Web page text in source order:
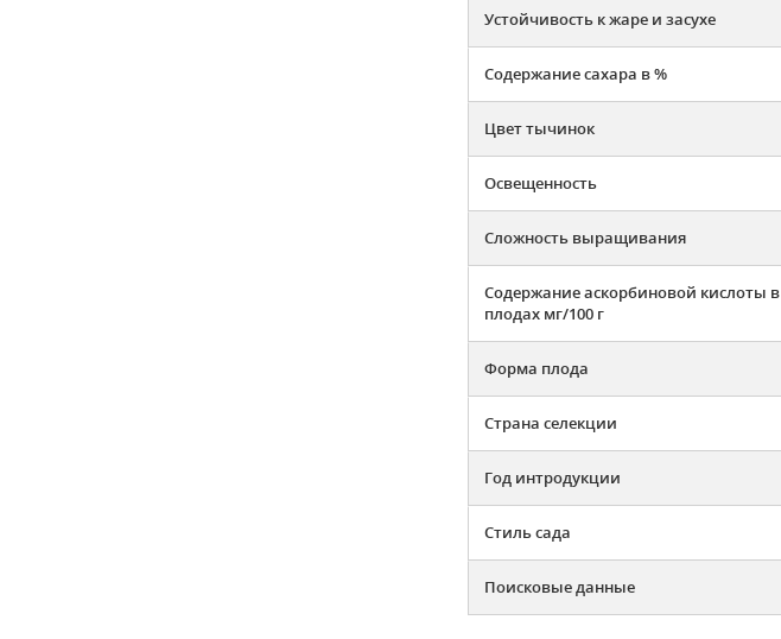
Устойчивость к жаре и засухе
Содержание сахара в %
Цвет тычинок
Освещенность
Сложность выращивания
Содержание аскорбиновой кислоты в
плодах мг/100 г
Форма плода
Страна селекции
Год интродукции
Стиль сада
Поисковые данные